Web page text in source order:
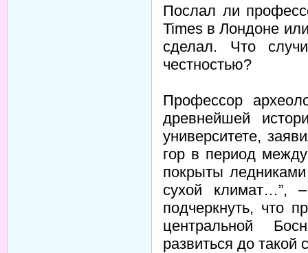
Послал ли
Times в Лондоне
сделал. Что
честностью?
Профессор
древнейшей
университете,
гор в период
покрыты
сухой климат…”,
подчеркнуть, что
центральной
развиться до такой